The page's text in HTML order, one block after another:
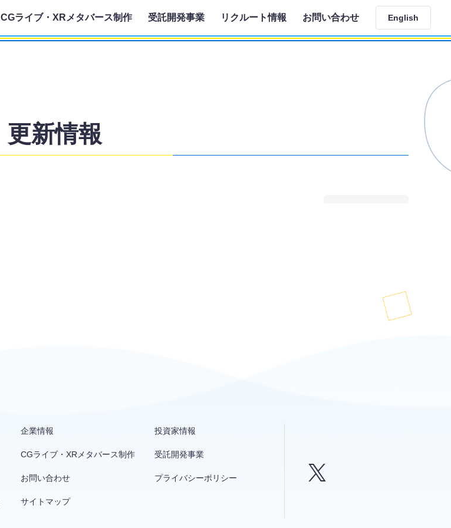
CGライブ・XRメタバース制作 受託開発事業 リクルート情報 お問い合わせ English
更新情報
企業情報 投資家情報
CGライブ・XRメタバース制作 受託開発事業
お問い合わせ プライバシーポリシー
サイトマップ